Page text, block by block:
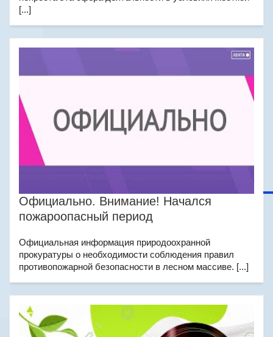
[...]
Официально. Внимание! Начался
пожароопасный период
Официальная информация природоохранной
прокуратуры о необходимости соблюдения правил
противопожарной безопасности в лесном массиве. [...]